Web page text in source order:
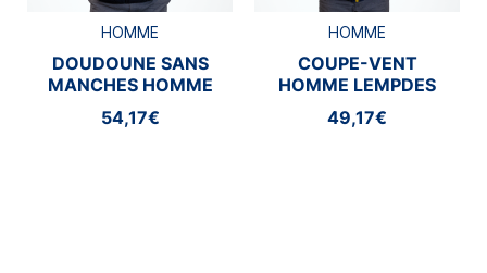
HOMME
DOUDOUNE SANS
MANCHES HOMME
LEZOUX
54,17€
HOMME
COUPE-VENT
HOMME LEMPDES
49,17€